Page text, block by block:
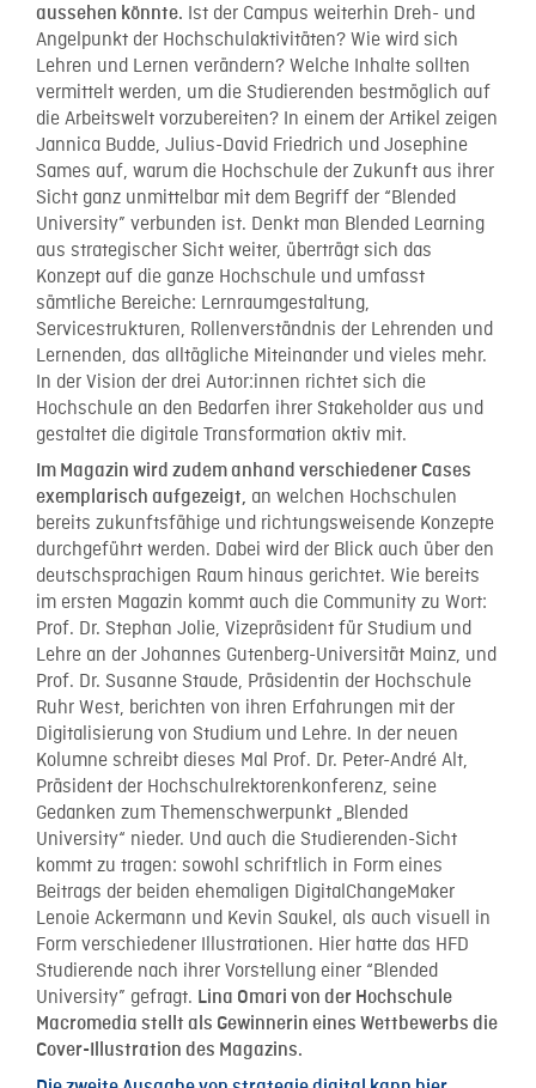
aussehen könnte. Ist der Campus weiterhin Dreh- und
Angelpunkt der Hochschulaktivitäten? Wie wird sich
Lehren und Lernen verändern? Welche Inhalte sollten
vermittelt werden, um die Studierenden bestmöglich auf
die Arbeitswelt vorzubereiten? In einem der Artikel zeigen
Jannica Budde, Julius-David Friedrich und Josephine
Sames auf, warum die Hochschule der Zukunft aus ihrer
Sicht ganz unmittelbar mit dem Begriff der “Blended
University” verbunden ist. Denkt man Blended Learning
aus strategischer Sicht weiter, überträgt sich das
Konzept auf die ganze Hochschule und umfasst
sämtliche Bereiche: Lernraumgestaltung,
Servicestrukturen, Rollenverständnis der Lehrenden und
Lernenden, das alltägliche Miteinander und vieles mehr.
In der Vision der drei Autor:innen richtet sich die
Hochschule an den Bedarfen ihrer Stakeholder aus und
gestaltet die digitale Transformation aktiv mit.
Im Magazin wird zudem anhand verschiedener Cases
exemplarisch aufgezeigt, an welchen Hochschulen
bereits zukunftsfähige und richtungsweisende Konzepte
durchgeführt werden. Dabei wird der Blick auch über den
deutschsprachigen Raum hinaus gerichtet. Wie bereits
im ersten Magazin kommt auch die Community zu Wort:
Prof. Dr. Stephan Jolie, Vizepräsident für Studium und
Lehre an der Johannes Gutenberg-Universität Mainz, und
Prof. Dr. Susanne Staude, Präsidentin der Hochschule
Ruhr West, berichten von ihren Erfahrungen mit der
Digitalisierung von Studium und Lehre. In der neuen
Kolumne schreibt dieses Mal Prof. Dr. Peter-André Alt,
Präsident der Hochschulrektorenkonferenz, seine
Gedanken zum Themenschwerpunkt „Blended
University“ nieder. Und auch die Studierenden-Sicht
kommt zu tragen: sowohl schriftlich in Form eines
Beitrags der beiden ehemaligen DigitalChangeMaker
Lenoie Ackermann und Kevin Saukel, als auch visuell in
Form verschiedener Illustrationen. Hier hatte das HFD
Studierende nach ihrer Vorstellung einer “Blended
University” gefragt. Lina Omari von der Hochschule
Macromedia stellt als Gewinnerin eines Wettbewerbs die
Cover-Illustration des Magazins.